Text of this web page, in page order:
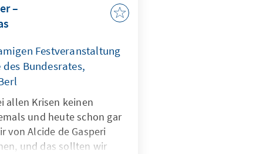
–
Festveranstaltung
des Bundesrates,
allen Krisen keinen
und heute schon gar
von Alcide de Gasperi
und das sollten wir